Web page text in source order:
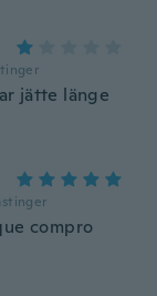
jätte länge
compro